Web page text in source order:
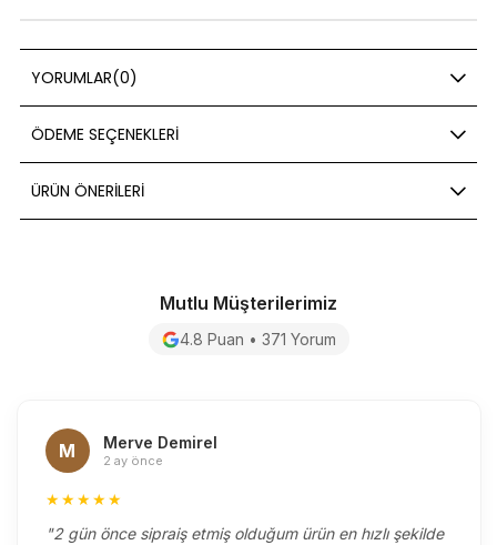
YORUMLAR(0)
ÖDEME SEÇENEKLERI
ÜRÜN ÖNERILERI
Mutlu Müşterilerimiz
4.8 Puan • 371 Yorum
M Merve Demirel
2 ay önce
★★★★★
"2 gün önce sipraiş etmiş olduğum ürün en hızlı şekilde